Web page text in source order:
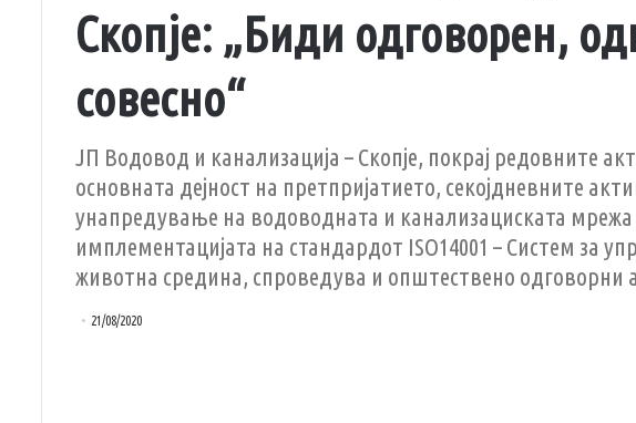
Скопје: „Биди одговорен,
совесно“
ЈП Водовод и канализација – Скопје, покрај редовните
основната дејност на претпријатието, секојдневните
унапредување на водоводната и канализациската мрежа
имплементацијата на стандардот ISO14001 – Систем за
животна средина, спроведува и општествено одговорни
21/08/2020